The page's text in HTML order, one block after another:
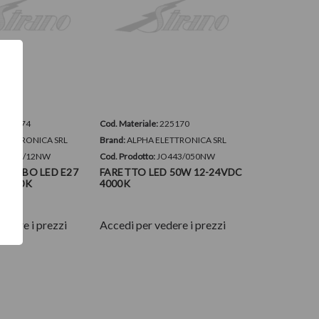
173474
SRL
LB131/12NW
BULBO LED E27
4000K
i prezzi
Cod. Materiale: 225170
Brand:ALPHA ELETTRONICA SRL
Cod. Prodotto: JO443/050NW
FARETTO LED 50W 12-24VDC
4000K
Accedi per vedere i prezzi